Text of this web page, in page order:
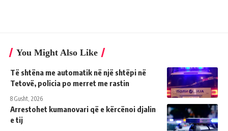
You Might Also Like
Të shtëna me automatik në një shtëpi në
Tetovë, policia po merret me rastin
8 Gusht, 2026
Arrestohet kumanovari që e kërcënoi djalin
e tij